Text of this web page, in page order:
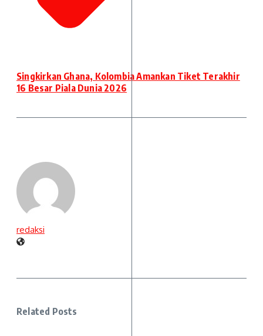
Singkirkan Ghana, Kolombia Amankan Tiket Terakhir
16 Besar Piala Dunia 2026
redaksi
Related Posts